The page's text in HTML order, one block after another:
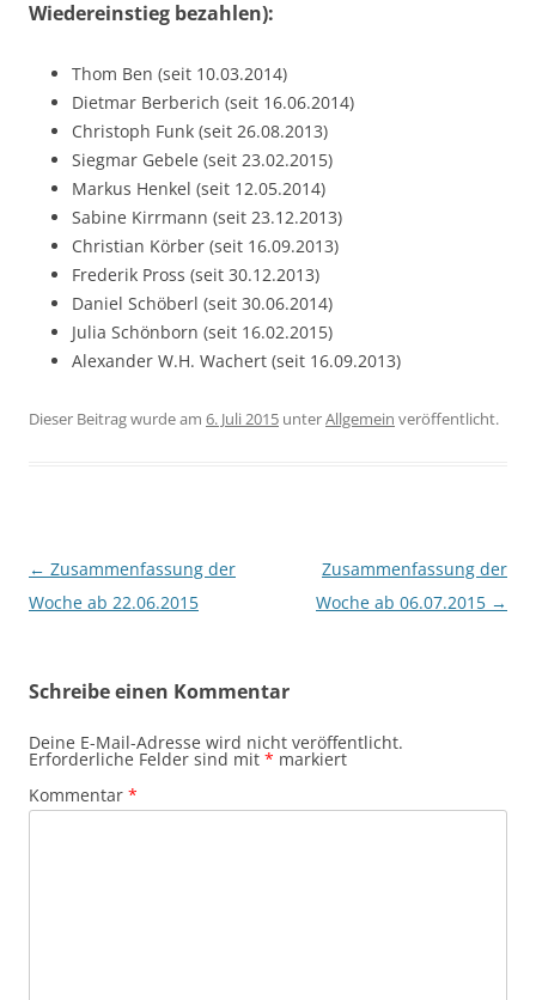
Wiedereinstieg bezahlen):
Thom Ben (seit 10.03.2014)
Dietmar Berberich (seit 16.06.2014)
Christoph Funk (seit 26.08.2013)
Siegmar Gebele (seit 23.02.2015)
Markus Henkel (seit 12.05.2014)
Sabine Kirrmann (seit 23.12.2013)
Christian Körber (seit 16.09.2013)
Frederik Pross (seit 30.12.2013)
Daniel Schöberl (seit 30.06.2014)
Julia Schönborn (seit 16.02.2015)
Alexander W.H. Wachert (seit 16.09.2013)
Dieser Beitrag wurde am 6. Juli 2015 unterAllgemein veröffentlicht.
Beitragsnavigation
← Zusammenfassung der
Woche ab 22.06.2015
Zusammenfassung der
Woche ab 06.07.2015 →
Schreibe einen Kommentar
Deine E-Mail-Adresse wird nicht veröffentlicht.
Erforderliche Felder sind mit * markiert
Kommentar *